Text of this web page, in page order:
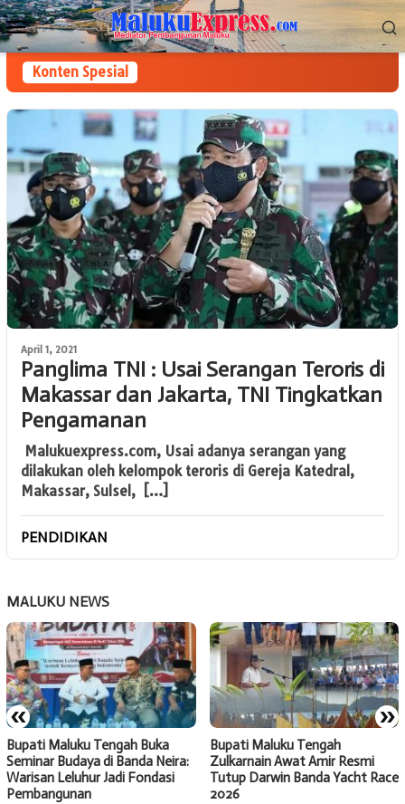
Loncat
ke
konten
Menu
Mobile
Konten Spesial
April 1, 2021
Panglima TNI : Usai Serangan Teroris di
Makassar dan Jakarta, TNI Tingkatkan
Pengamanan
Malukuexpress.com, Usai adanya serangan yang
dilakukan oleh kelompok teroris di Gereja Katedral,
Makassar, Sulsel, […]
PENDIDIKAN
MALUKU NEWS
« »
Bupati Maluku Tengah Buka
Seminar Budaya di Banda Neira:
Warisan Leluhur Jadi Fondasi
Pembangunan
Bupati Maluku Tengah
Zulkarnain Awat Amir Resmi
Tutup Darwin Banda Yacht Race
2026